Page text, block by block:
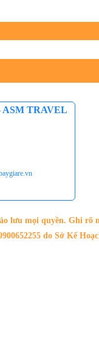
ASM TRAVEL
lưu mọi quyền. Ghi
do Sở Kế